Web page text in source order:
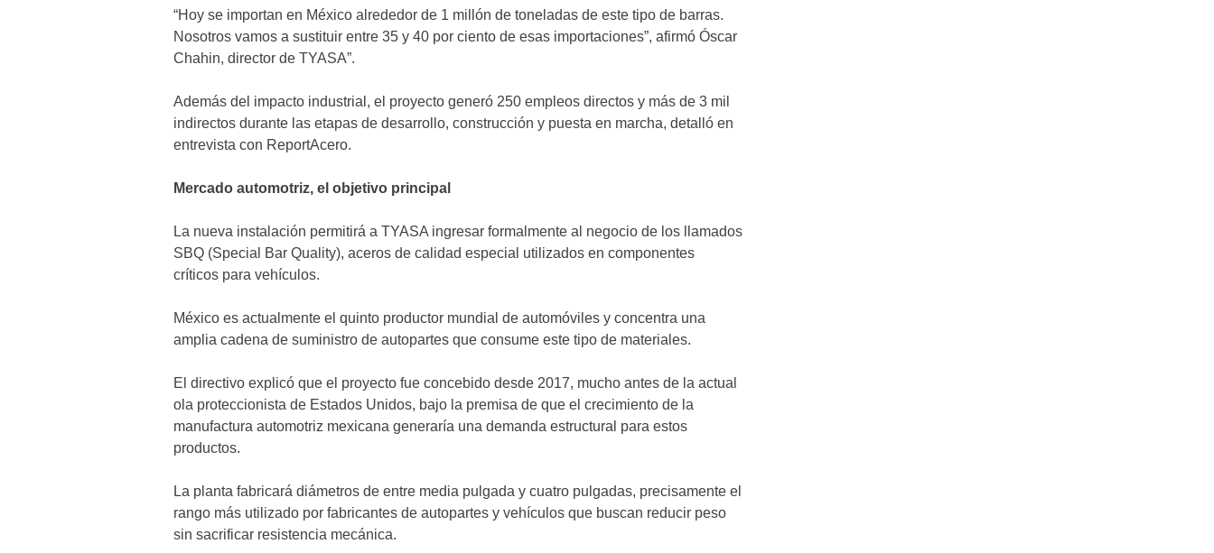
“Hoy se importan en México alrededor de 1 millón de toneladas de este tipo de barras.
Nosotros vamos a sustituir entre 35 y 40 por ciento de esas importaciones”, afirmó Óscar
Chahin, director de TYASA”.
Además del impacto industrial, el proyecto generó 250 empleos directos y más de 3 mil
indirectos durante las etapas de desarrollo, construcción y puesta en marcha, detalló en
entrevista con ReportAcero.
Mercado automotriz, el objetivo principal
La nueva instalación permitirá a TYASA ingresar formalmente al negocio de los llamados
SBQ (Special Bar Quality), aceros de calidad especial utilizados en componentes
críticos para vehículos.
México es actualmente el quinto productor mundial de automóviles y concentra una
amplia cadena de suministro de autopartes que consume este tipo de materiales.
El directivo explicó que el proyecto fue concebido desde 2017, mucho antes de la actual
ola proteccionista de Estados Unidos, bajo la premisa de que el crecimiento de la
manufactura automotriz mexicana generaría una demanda estructural para estos
productos.
La planta fabricará diámetros de entre media pulgada y cuatro pulgadas, precisamente el
rango más utilizado por fabricantes de autopartes y vehículos que buscan reducir peso
sin sacrificar resistencia mecánica.